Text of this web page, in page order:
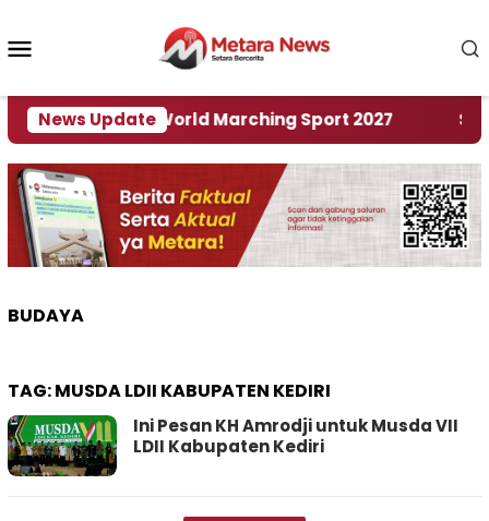
konten
News Update
Rumah World Marching Sport 2027 ‎Soal
BUDAYA
TAG:MUSDA LDII KABUPATEN KEDIRI
Ini Pesan KH Amrodji untuk Musda VII
LDII Kabupaten Kediri